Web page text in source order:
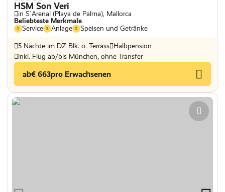
HSM Son Veri
in S`Arenal (Playa de Palma), Mallorca
Beliebteste Merkmale
Service
Anlage Speisen und Getränke
5 Nächte im DZ Blk. o. Terrass Halbpension
inkl. Flug ab/bis München, ohne Transfer
ab€ 663pro Erwachsenen